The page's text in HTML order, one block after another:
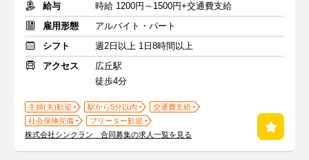
給与
時給 1200円～1500円+交通費支給
雇用形態
アルバイト・パート
シフト
週2日以上 1日8時間以上
アクセス
広丘駅
徒歩4分
主婦(夫)歓迎 駅から5分以内
交通費支給
社会保険完備
フリーター歓迎
株式会社シンクラン 合同募集の求人一覧を見る